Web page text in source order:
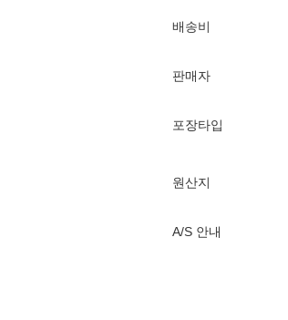
배송비
판매자
포장타입
원산지
A/S 안내